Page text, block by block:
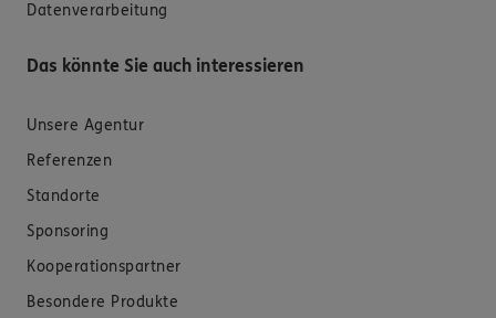
Datenverarbeitung
Das könnte Sie auch interessieren
Unsere Agentur
Referenzen
Standorte
Sponsoring
Kooperationspartner
Besondere Produkte